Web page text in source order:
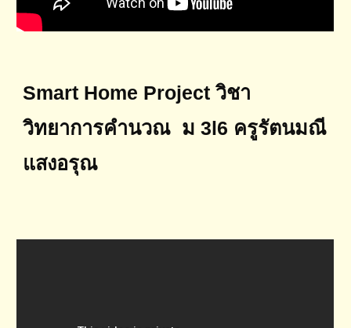
Smart Home Project วิชา
วิทยาการคำนวณ ม 3l6 ครูรัตนมณี
แสงอรุณ